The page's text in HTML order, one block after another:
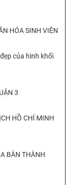
HÓA SINH VIÊN
của hình khối
3
HỒ CHÍ MINH
BÀN THÀNH